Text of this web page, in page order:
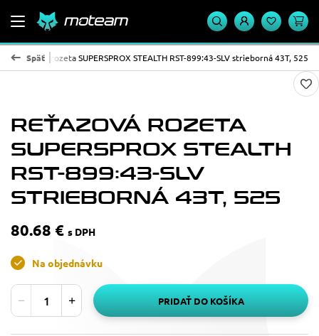
Späť
Reťazová rozeta SUPERSPROX STEALTH RST-899:43-SLV strieborná 43T, 525
REŤAZOVÁ ROZETA
SUPERSPROX STEALTH
RST-899:43-SLV
STRIEBORNÁ 43T, 525
80.68 € s DPH
Na objednávku
PRIDAŤ DO KOŠÍKA